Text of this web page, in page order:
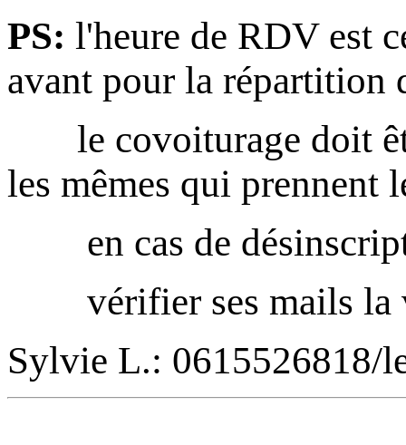
PS: l'heure de RDV est
avant pour la répartition
le covoiturage doit
les mêmes qui prennent
en cas de
vérifier ses mails la
Sylvie L.: 0615526818/